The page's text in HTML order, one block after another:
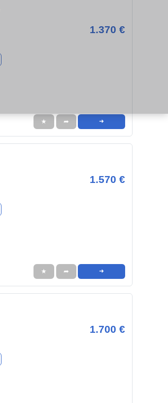
1.370 €
★ ➦ ➜
1.570 €
★ ➦ ➜
1.700 €